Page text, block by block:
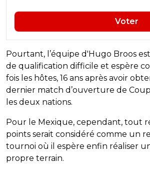
Voter
Pourtant, l’équipe d'Hugo Broos
de qualification difficile et espère
fois les hôtes, 16 ans après avoir
dernier match d’ouverture de
les deux nations.
Pour le Mexique, cependant, tout
points serait considéré comme un
tournoi où il espère enfin réaliser
propre terrain.